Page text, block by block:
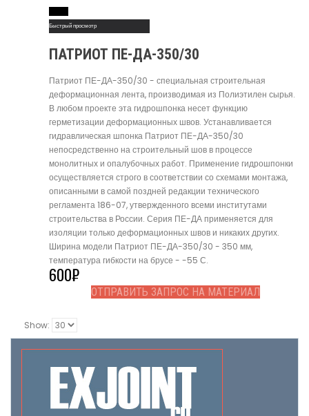
Быстрый просмотр
ПАТРИОТ ПЕ-ДА-350/30
Патриот ПЕ-ДА-350/30 - специальная строительная
деформационная лента, производимая из Полиэтилен сырья.
В любом проекте эта гидрошпонка несет функцию
герметизации деформационных швов. Устанавливается
гидравлическая шпонка Патриот ПЕ-ДА-350/30
непосредственно на строительный шов в процессе
монолитных и опалубочных работ. Применение гидрошпонки
осуществляется строго в соответствии со схемами монтажа,
описанными в самой поздней редакции технического
регламента 186-07, утвержденного всеми институтами
строительства в России. Серия ПЕ-ДА применяется для
изоляции только деформационных швов и никаких других.
Ширина модели Патриот ПЕ-ДА-350/30 - 350 мм,
температура гибкости на брусе - -55 С.
600₽
ОТПРАВИТЬ ЗАПРОС НА МАТЕРИАЛ
Show: